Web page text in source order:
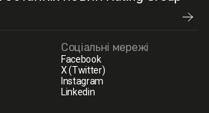
Соціальні мережі
Facebook
X (Twitter)
Instagram
Linkedin